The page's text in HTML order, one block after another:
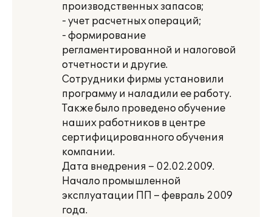
производственных запасов;
- учет расчетных операций;
- формирование
регламентированной и налоговой
отчетности и другие.
Сотрудники фирмы установили
программу и наладили ее работу.
Также было проведено обучение
наших работников в центре
сертифицированного обучения
компании.
Дата внедрения – 02.02.2009.
Начало промышленной
эксплуатации ПП – февраль 2009
года.